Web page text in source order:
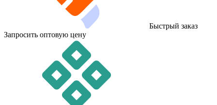
Быстрый заказ
Запросить оптовую цену